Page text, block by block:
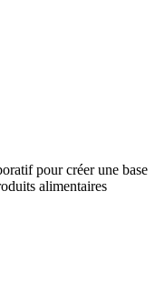
pour créer une base
alimentaires